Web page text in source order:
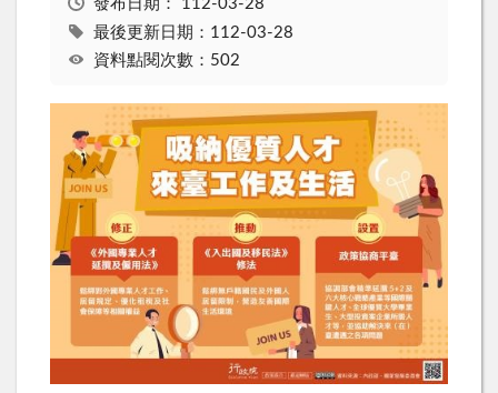
發布日期： 112-03-28
最後更新日期：112-03-28
資料點閱次數：502